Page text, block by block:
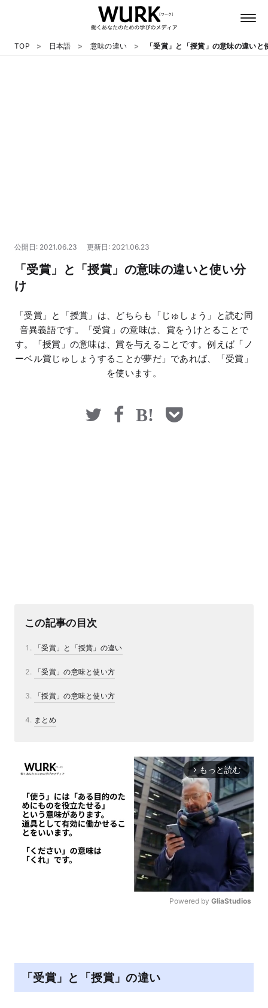
マネー
TOP 日本語 意味の違い 「受賞」と「授賞」の意味の違いと
公開日: 2021.06.23 更新日: 2021.06.23
「受賞」と「授賞」の意味の違いと使い分
け
「受賞」と「授賞」は、どちらも「じゅしょう」と読む同
音異義語です。「受賞」の意味は、賞をうけとることで
す。「授賞」の意味は、賞を与えることです。例えば「ノ
ーベル賞じゅしょうすることが夢だ」であれば、「受賞」
を使います。
この記事の目次
「受賞」と「授賞」の違い
「受賞」の意味と使い方
「授賞」の意味と使い方
まとめ
arrow_forward_ios もっと読む
Powered by GliaStudios
「受賞」と「授賞」の違い